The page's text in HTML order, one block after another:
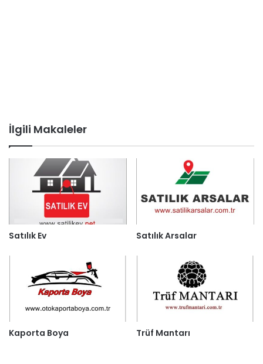
İlgili Makaleler
Satılık Ev Satılık Arsalar
Kaporta Boya Trüf Mantarı